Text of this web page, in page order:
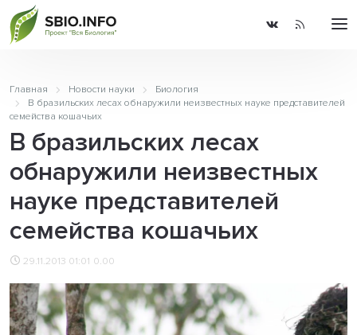
Главная Новости науки
Биология
В бразильских лесах обнаружили неизвестных науке представителей
семейства кошачьих
В бразильских лесах
обнаружили неизвестных
науке представителей
семейства кошачьих
29.11.2013 01:01 0.00